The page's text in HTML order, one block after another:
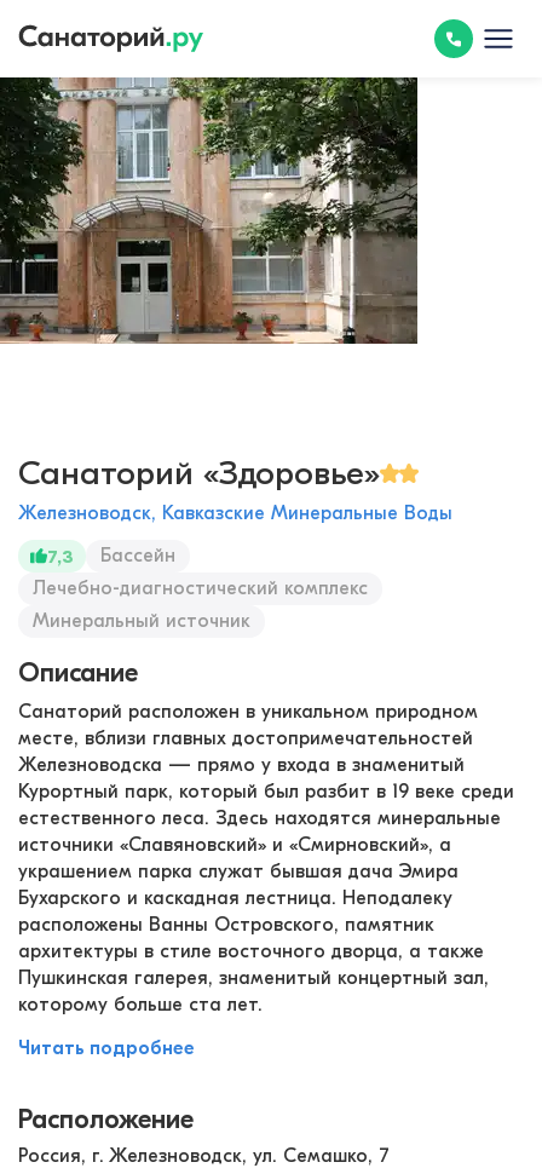
Санаторий «Здоровье»
Железноводск, Кавказские Минеральные Воды
7,3
Бассейн
Лечебно-диагностический комплекс
Минеральный источник
Описание
Санаторий расположен в уникальном природном
месте, вблизи главных достопримечательностей
Железноводска — прямо у входа в знаменитый
Курортный парк, который был разбит в 19 веке среди
естественного леса. Здесь находятся минеральные
источники «Славяновский» и «Смирновский», а
украшением парка служат бывшая дача Эмира
Бухарского и каскадная лестница. Неподалеку
расположены Ванны Островского, памятник
архитектуры в стиле восточного дворца, а также
Пушкинская галерея, знаменитый концертный зал,
которому больше ста лет.
Читать подробнее
Расположение
Россия, г. Железноводск, ул. Семашко, 7